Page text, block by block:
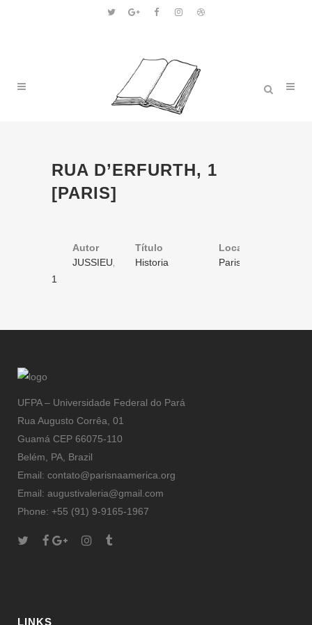
RUA D’ERFURTH, 1
[PARIS]
Autor Título Volume
Local
JUSSIEU,
Laurent de
Historia
Paris
1
UFPA – Universidade Federal do Pará
Rua Augusto Corrêa, 01
Guamá CEP 66075-110
Belém, PA, Brazil
Email: contato@parisnaamerica.org
Email: augustivaleria@gmail.com
Phone: +55 (91) 9-9165-1967
LINKS